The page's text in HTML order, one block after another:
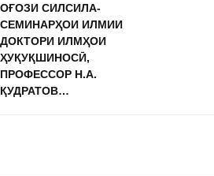
ОҒОЗИ СИЛСИЛА-
СЕМИНАРҲОИ ИЛМИИ
ДОКТОРИ ИЛМҲОИ
ҲУҚУҚШИНОСӢ,
ПРОФЕССОР Н.А.
ҚУДРАТОВ…